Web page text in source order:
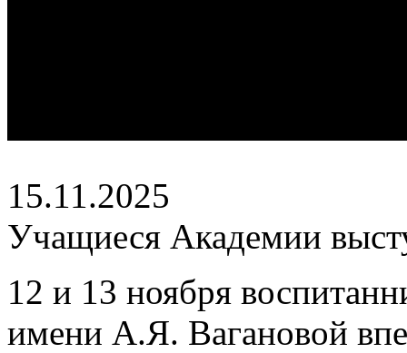
15.11.2025
Учащиеся Академии
12 и 13 ноября
имени А.Я. Вагановой